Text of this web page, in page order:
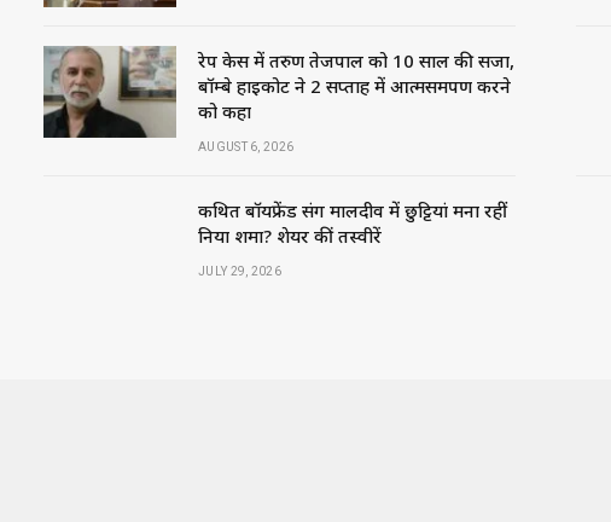
रेप केस में तरुण तेजपाल को 10 साल की सजा,
बॉम्बे हाईकोर्ट ने 2 सप्ताह में आत्मसमर्पण करने
को कहा
AUGUST 6, 2026
कथित बॉयफ्रेंड संग मालदीव में छुट्टियां मना रहीं
निया शर्मा? शेयर कीं तस्वीरें
JULY 29, 2026